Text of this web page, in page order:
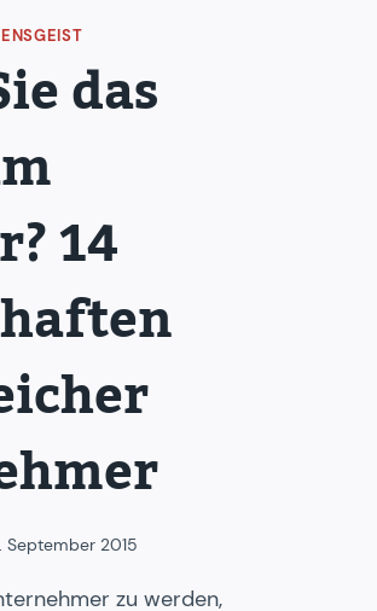
das
14
September 2015
zu werden,